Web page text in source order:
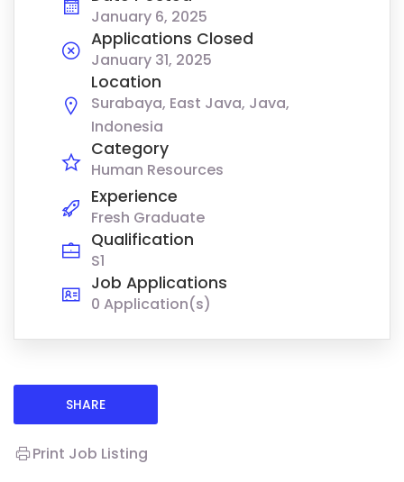
January 6, 2025
Applications Closed
January 31, 2025
Location
Surabaya, East Java, Java,
Indonesia
Category
Human Resources
Experience
Fresh Graduate
Qualification
S1
Job Applications
0 Application(s)
SHARE
Print Job Listing